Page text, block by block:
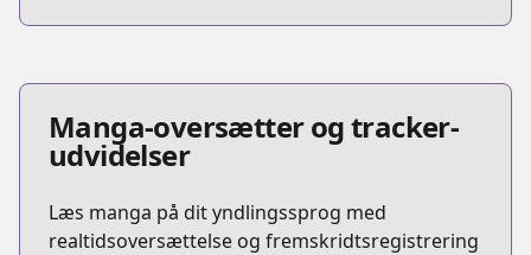
Manga-oversætter og tracker-
udvidelser
Læs manga på dit yndlingssprog med
realtidsoversættelse og fremskridtsregistrering